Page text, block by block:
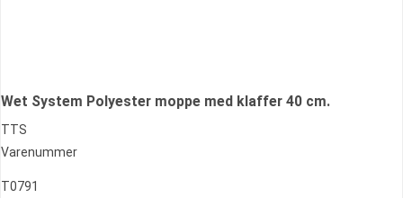
Wet System Polyester moppe med klaffer 40 cm.
TTS
Varenummer
T0791